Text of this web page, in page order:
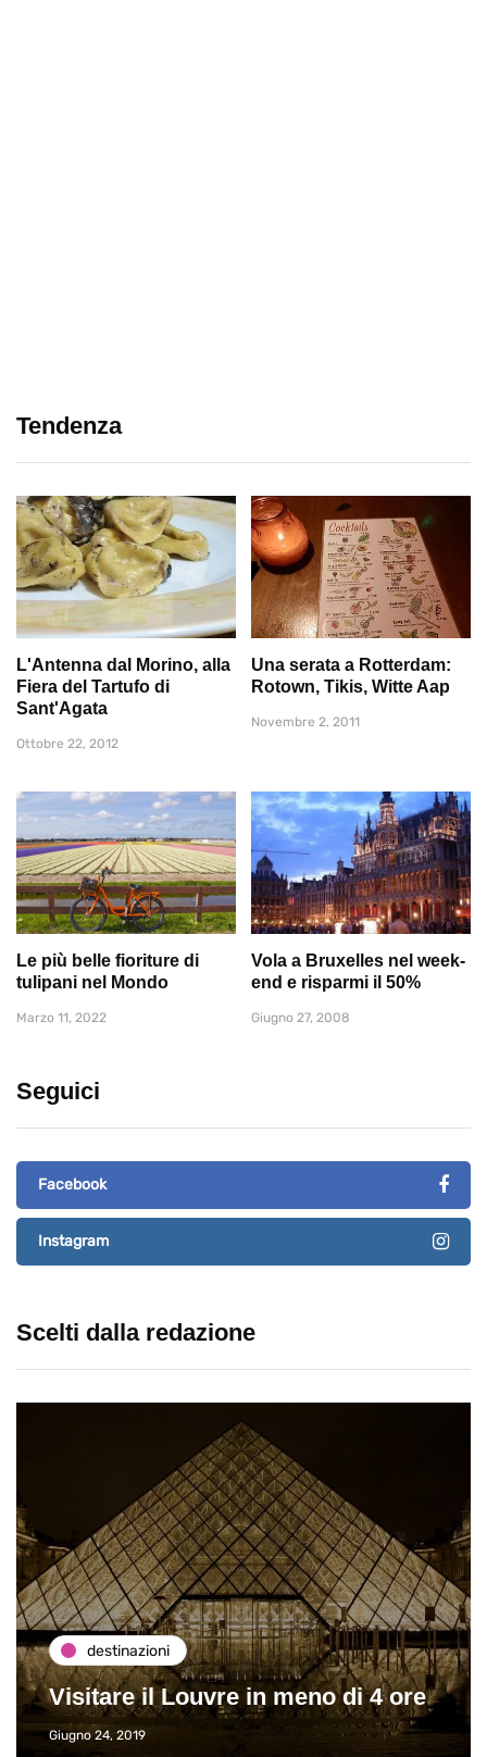
Tendenza
L'Antenna dal Morino, alla
Fiera del Tartufo di
Sant'Agata
Ottobre 22, 2012
Una serata a Rotterdam:
Rotown, Tikis, Witte Aap
Novembre 2, 2011
Le più belle fioriture di
tulipani nel Mondo
Marzo 11, 2022
Vola a Bruxelles nel week-
end e risparmi il 50%
Giugno 27, 2008
Seguici
Facebook
Instagram
Scelti dalla redazione
destinazioni
Visitare il Louvre in meno di 4 ore
Giugno 24, 2019